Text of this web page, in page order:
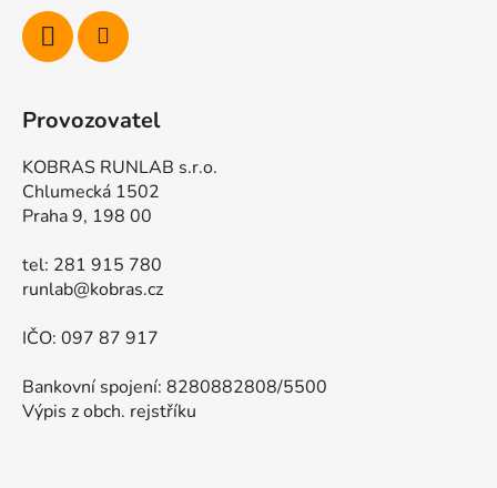
Provozovatel
KOBRAS RUNLAB s.r.o.
Chlumecká 1502
Praha 9, 198 00
tel: 281 915 780
runlab@kobras.cz
IČO: 097 87 917
Bankovní spojení: 8280882808/5500
Výpis z obch. rejstříku